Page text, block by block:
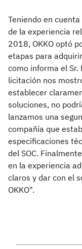
Teniendo en
de la experiencia
2018, OKKO optó
etapas para
como informa el
licitación nos
establecer
soluciones, no
lanzamos una
compañía que
especificaciones
del SOC.
en la experiencia
claros y dar con el
OKKO".